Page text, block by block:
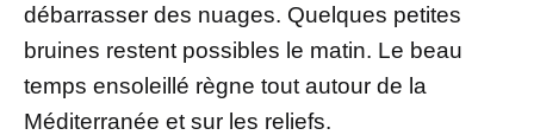
débarrasser des nuages. Quelques petites
bruines restent possibles le matin. Le beau
temps ensoleillé règne tout autour de la
Méditerranée et sur les reliefs.